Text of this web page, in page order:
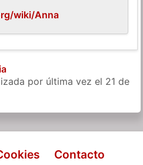
wiki/Anna
por última vez el 21 de
Contacto